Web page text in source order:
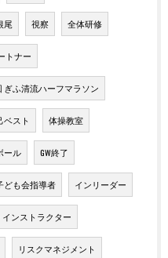
尾 視察 全体研修
トナー
ぎふ清流ハーフマラソン
ベスト 体操教室
ール GW終了
ども会指導者 インリーダー
インストラクター
リスクマネジメント